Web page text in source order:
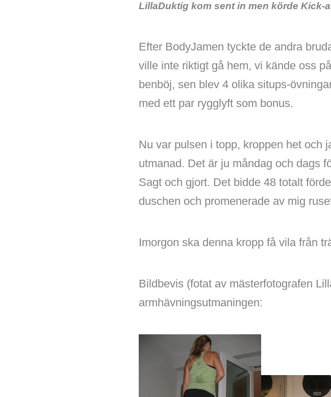
LillaDuktig kom sent in men körde Kick-
Efter BodyJamen tyckte de andra
ville inte riktigt gå hem, vi kände oss
benböj, sen blev 4 olika situps-
med ett par rygglyft som bonus.
Nu var pulsen i topp, kroppen het
utmanad. Det är ju måndag och dags
Sagt och gjort. Det bidde 48 totalt
duschen och promenerade av mig
Imorgon ska denna kropp få vila från
Bildbevis (fotat av mästerfotografen
armhävningsutmaningen: